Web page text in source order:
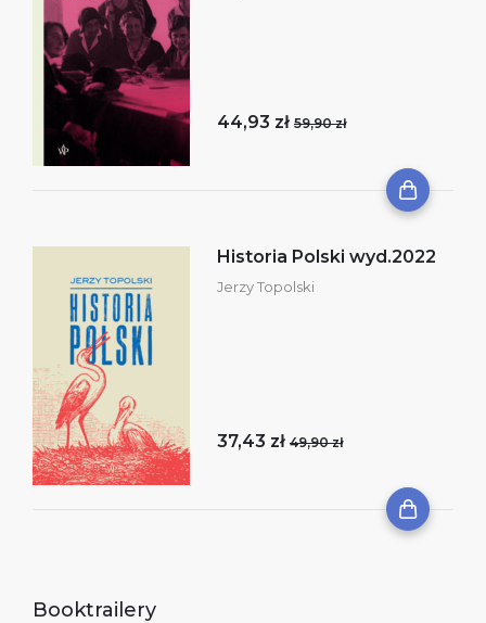
44,93 zł 59,90 zł
Historia Polski wyd.2022
Jerzy Topolski
37,43 zł 49,90 zł
Booktrailery